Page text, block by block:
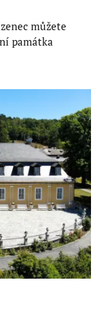
můžete
památka